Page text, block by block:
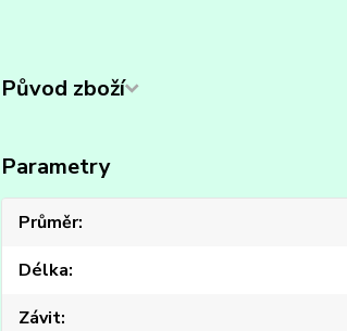
Původ zboží
Parametry
Průměr
Délka
Závit